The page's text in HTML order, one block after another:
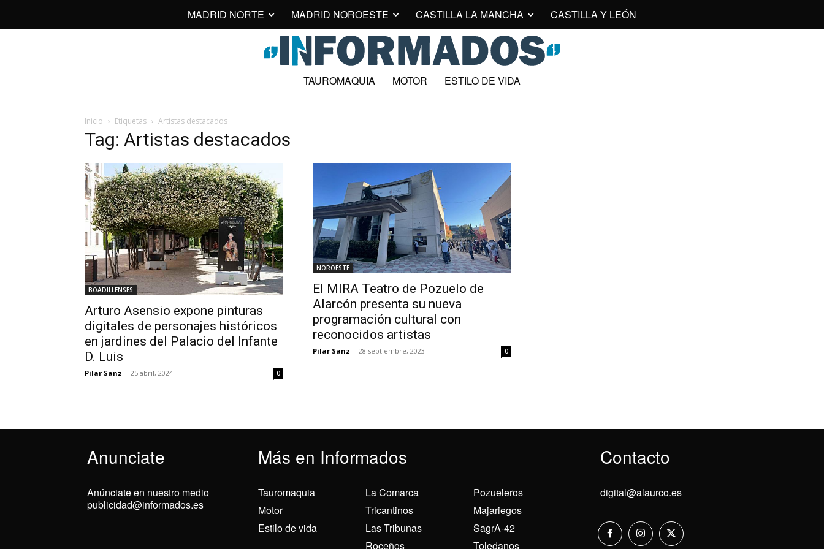
MADRID NORTE MADRID NOROESTE CASTILLA LA MANCHA CASTILLA Y LEÓN
TAUROMAQUIA MOTOR ESTILO DE VIDA
Inicio Etiquetas Artistas destacados
Tag: Artistas destacados
BOADILLENSES
Arturo Asensio expone pinturas
digitales de personajes históricos
en jardines del Palacio del Infante
D. Luis
Pilar Sanz - 25 abril, 2024 0
NOROESTE
El MIRA Teatro de Pozuelo de
Alarcón presenta su nueva
programación cultural con
reconocidos artistas
Pilar Sanz - 28 septiembre, 2023 0
Anunciate Más en Informados Contacto
Anúnciate en nuestro medio
publicidad@informados.es
Tauromaquia
Motor
Estilo de vida
La Comarca
Tricantinos
Las Tribunas
Roceños
Pozueleros
Majariegos
SagrA-42
Toledanos
digital@alaurco.es